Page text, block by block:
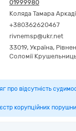
01999980
Коляда Тамара
+380362620467
rivnemsp@ukr.net
33019, Україна,
Соломії
про відсутність
корупційних